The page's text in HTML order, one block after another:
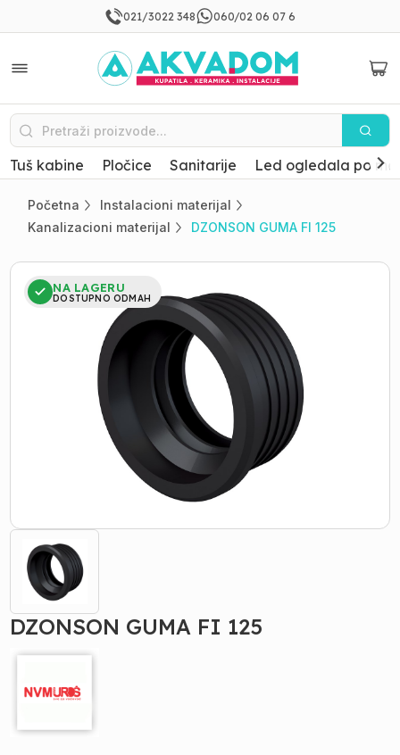
021/3022 348 060/02 06 07 6
Tuš kabine Pločice Sanitarije Led ogledala po
Početna
Instalacioni materijal
Kanalizacioni materijal
DZONSON GUMA FI 125
NA LAGERU
DOSTUPNO ODMAH
DZONSON GUMA FI 125